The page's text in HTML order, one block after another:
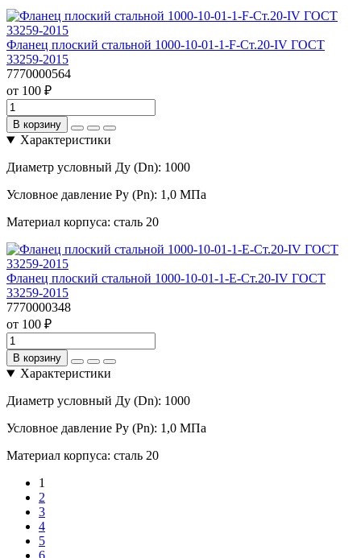
Фланец плоский стальной 1000-10-01-1-F-Ст.20-IV ГОСТ
33259-2015
7770000564
от 100 ₽
В корзину
Характеристики
Диаметр условный Ду (Dn): 1000
Условное давление Ру (Pn): 1,0 МПа
Материал корпуса: сталь 20
Фланец плоский стальной 1000-10-01-1-Е-Ст.20-IV ГОСТ
33259-2015
7770000348
от 100 ₽
В корзину
Характеристики
Диаметр условный Ду (Dn): 1000
Условное давление Ру (Pn): 1,0 МПа
Материал корпуса: сталь 20
1
2
3
4
5